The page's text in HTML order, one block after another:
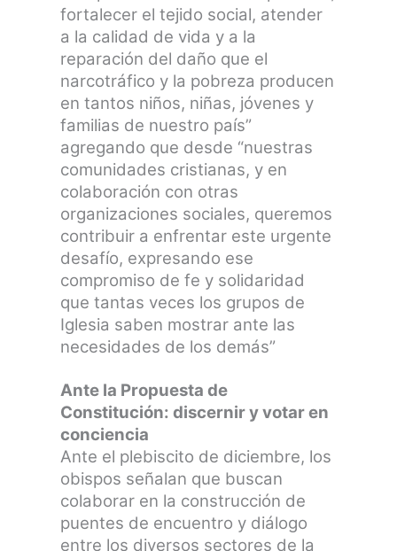
fortalecer el tejido social, atender
a la calidad de vida y a la
reparación del daño que el
narcotráfico y la pobreza producen
en tantos niños, niñas, jóvenes y
familias de nuestro país”
agregando que desde “nuestras
comunidades cristianas, y en
colaboración con otras
organizaciones sociales, queremos
contribuir a enfrentar este urgente
desafío, expresando ese
compromiso de fe y solidaridad
que tantas veces los grupos de
Iglesia saben mostrar ante las
necesidades de los demás”
Ante la Propuesta de
Constitución: discernir y votar en
conciencia
Ante el plebiscito de diciembre, los
obispos señalan que buscan
colaborar en la construcción de
puentes de encuentro y diálogo
entre los diversos sectores de la